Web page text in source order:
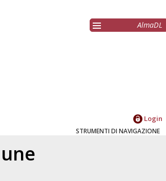
AlmaDL
Login
STRUMENTI DI NAVIGAZIONE